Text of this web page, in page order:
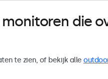
monitoren die
te zien, of bekijk alle